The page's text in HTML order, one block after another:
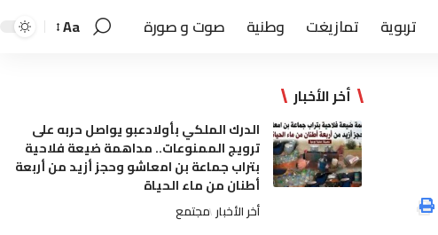
تربوية تمازيغت وطنية صوت و صورة Aa
أخر الأخبار
الدرك الملكي بأولادعبو يواصل حربه على
ترويج الممنوعات.. مداهمة ضيعة فلاحية
بتراب جماعة بن امعاشو وحجز أزيد من أربعة
أطنان من ماء الحياة
أخر الأخبار مجتمع